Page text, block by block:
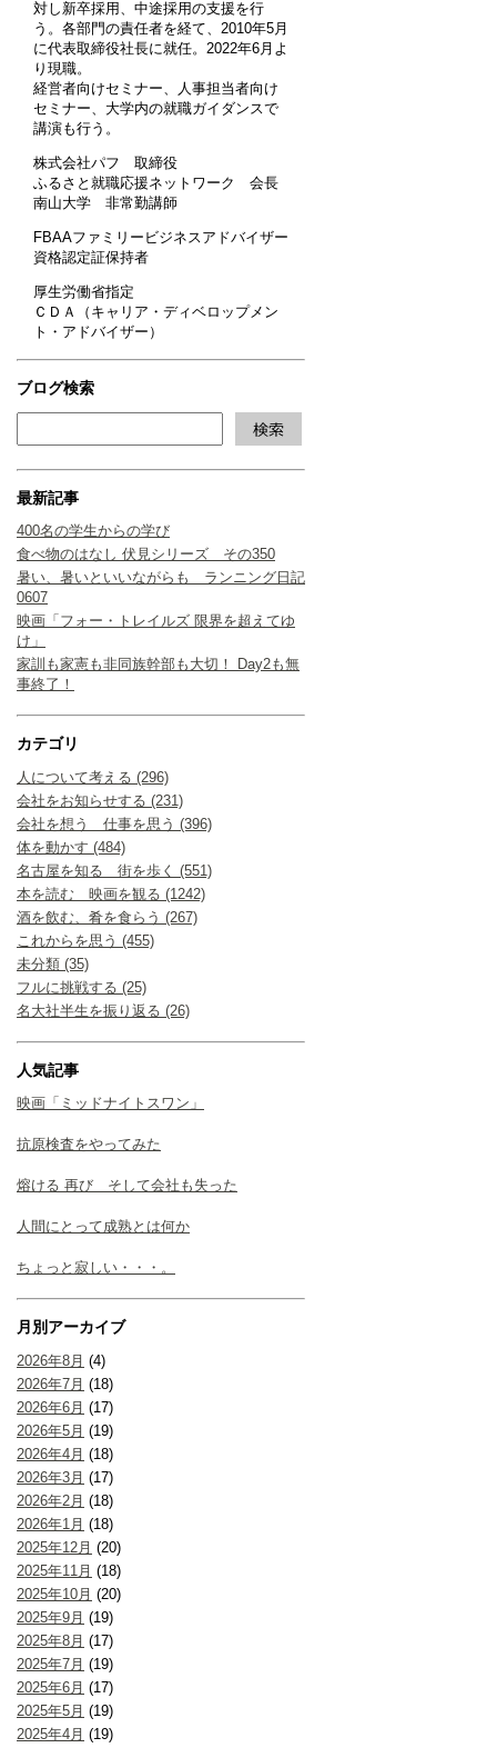
対し新卒採用、中途採用の支援を行
う。各部門の責任者を経て、2010年5月
に代表取締役社長に就任。2022年6月よ
り現職。
経営者向けセミナー、人事担当者向け
セミナー、大学内の就職ガイダンスで
講演も行う。
株式会社パフ 取締役
ふるさと就職応援ネットワーク 会長
南山大学 非常勤講師
FBAAファミリービジネスアドバイザー
資格認定証保持者
厚生労働省指定
ＣＤＡ（キャリア・ディベロップメン
ト・アドバイザー）
ブログ検索
最新記事
400名の学生からの学び
食べ物のはなし 伏見シリーズ その350
暑い、暑いといいながらも ランニング日記
0607
映画「フォー・トレイルズ 限界を超えてゆ
け」
家訓も家憲も非同族幹部も大切！ Day2も無
事終了！
カテゴリ
人について考える (296)
会社をお知らせする (231)
会社を想う 仕事を思う (396)
体を動かす (484)
名古屋を知る 街を歩く (551)
本を読む 映画を観る (1242)
酒を飲む、肴を食らう (267)
これからを思う (455)
未分類 (35)
フルに挑戦する (25)
名大社半生を振り返る (26)
人気記事
映画「ミッドナイトスワン」
抗原検査をやってみた
熔ける 再び そして会社も失った
人間にとって成熟とは何か
ちょっと寂しい・・・。
月別アーカイブ
2026年8月 (4)
2026年7月 (18)
2026年6月 (17)
2026年5月 (19)
2026年4月 (18)
2026年3月 (17)
2026年2月 (18)
2026年1月 (18)
2025年12月 (20)
2025年11月 (18)
2025年10月 (20)
2025年9月 (19)
2025年8月 (17)
2025年7月 (19)
2025年6月 (17)
2025年5月 (19)
2025年4月 (19)